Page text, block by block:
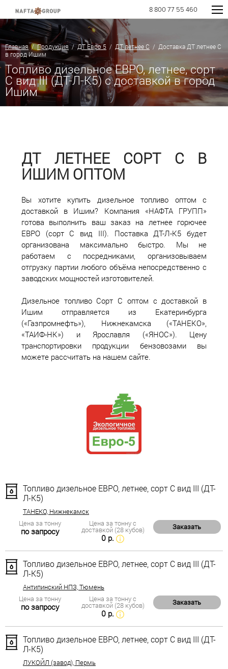
8 800 77 55 460
Главная/Продукция/ДТ Евро 5 / ДТ летнее C / Доставка ДТ летнее C
в город Ишим
Топливо дизельное ЕВРО, летнее, сорт
С вид III (ДТ-Л-К5) с доставкой в город
Ишим
ДТ ЛЕТНЕЕ СОРТ С В
ИШИМ ОПТОМ
Вы хотите купить дизельное топливо оптом с
доставкой в Ишим? Компания «НАФТА ГРУПП»
готова выполнить ваш заказ на летнее горючее
ЕВРО (сорт С вид III). Поставка ДТ-Л-К5 будет
организована максимально быстро. Мы не
работаем с посредниками, организовываем
отгрузку партии любого объёма непосредственно с
заводских мощностей изготовителей.
Дизельное топливо Сорт С оптом с доставкой в
Ишим отправляется из Екатеринбурга
(«Газпромнефть»), Нижнекамска («ТАНЕКО»,
«ТАИФ-НК») и Ярославля («ЯНОС»). Цену
транспортировки продукции бензовозами вы
можете рассчитать на нашем сайте.
Топливо дизельное ЕВРО, летнее, сорт С вид III (ДТ-
Л-К5)
ТАНЕКО, Нижнекамск
Цена за тонну
по запросу
Цена за тонну с
доставкой (28 кубов)
0 р.
Заказать
Топливо дизельное ЕВРО, летнее, сорт С вид III (ДТ-
Л-К5)
Антипинский НПЗ, Тюмень
Цена за тонну
по запросу
Цена за тонну с
доставкой (28 кубов)
0 р.
Заказать
Топливо дизельное ЕВРО, летнее, сорт С вид III (ДТ-
Л-К5)
ЛУКОЙЛ (завод), Пермь